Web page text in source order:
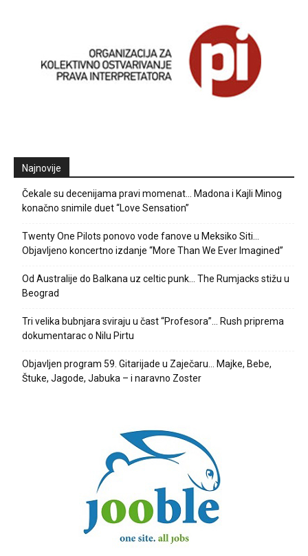
Najnovije
Čekale su decenijama pravi momenat… Madona i Kajli Minog
konačno snimile duet “Love Sensation”
Twenty One Pilots ponovo vode fanove u Meksiko Siti…
Objavljeno koncertno izdanje “More Than We Ever Imagined”
Od Australije do Balkana uz celtic punk… The Rumjacks stižu u
Beograd
Tri velika bubnjara sviraju u čast “Profesora”… Rush priprema
dokumentarac o Nilu Pirtu
Objavljen program 59. Gitarijade u Zaječaru… Majke, Bebe,
Štuke, Jagode, Jabuka – i naravno Zoster